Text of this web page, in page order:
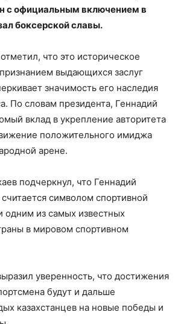
с официальным включением в
боксерской славы.
что это историческое
выдающихся заслуг
значимость его наследия
По словам президента, Геннадий
вклад в укрепление авторитета
положительного имиджа
арене.
подчеркнул, что Геннадий
символом спортивной
одним из самых известных
в мировом спортивном
уверенность, что достижения
будут и дальше
казахстанцев на новые победы и